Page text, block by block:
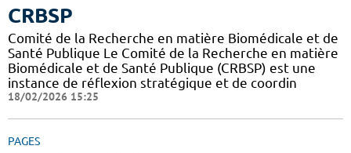
CRBSP
Comité de la Recherche en matière Biomédicale et de
Santé Publique Le Comité de la Recherche en matière
Biomédicale et de Santé Publique (CRBSP) est une
instance de réflexion stratégique et de coordin
18/02/2026 15:25
PAGES